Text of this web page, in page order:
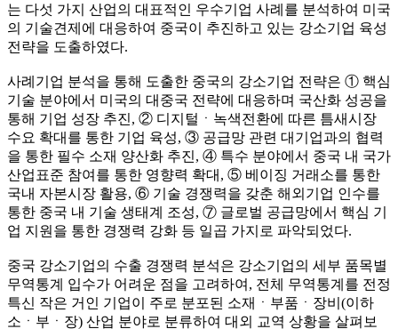
는 다섯 가지 산업의 대표적인 우수기업 사례를 분석하여 미국
의 기술견제에 대응하여 중국이 추진하고 있는 강소기업 육성
전략을 도출하였다.
사례기업 분석을 통해 도출한 중국의 강소기업 전략은 ① 핵심
기술 분야에서 미국의 대중국 전략에 대응하며 국산화 성공을
통해 기업 성장 추진, ② 디지털ㆍ녹색전환에 따른 틈새시장
수요 확대를 통한 기업 육성, ③ 공급망 관련 대기업과의 협력
을 통한 필수 소재 양산화 추진, ④ 특수 분야에서 중국 내 국가
산업표준 참여를 통한 영향력 확대, ⑤ 베이징 거래소를 통한
국내 자본시장 활용, ⑥ 기술 경쟁력을 갖춘 해외기업 인수를
통한 중국 내 기술 생태계 조성, ⑦ 글로벌 공급망에서 핵심 기
업 지원을 통한 경쟁력 강화 등 일곱 가지로 파악되었다.
중국 강소기업의 수출 경쟁력 분석은 강소기업의 세부 품목별
무역통계 입수가 어려운 점을 고려하여, 전체 무역통계를 전정
특신 작은 거인 기업이 주로 분포된 소재ㆍ부품ㆍ장비(이하
소ㆍ부ㆍ장) 산업 분야로 분류하여 대외 교역 상황을 살펴보